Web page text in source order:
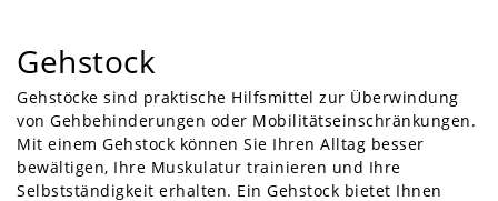
Gehstock
Gehstöcke sind praktische Hilfsmittel zur Überwindung
von Gehbehinderungen oder Mobilitätseinschränkungen.
Mit einem Gehstock können Sie Ihren Alltag besser
bewältigen, Ihre Muskulatur trainieren und Ihre
Selbstständigkeit erhalten. Ein Gehstock bietet Ihnen